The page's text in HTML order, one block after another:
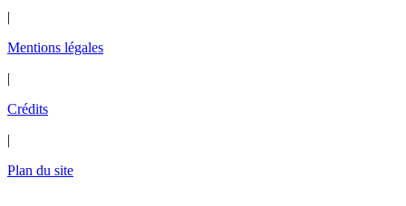
|
Mentions légales
|
Crédits
|
Plan du site